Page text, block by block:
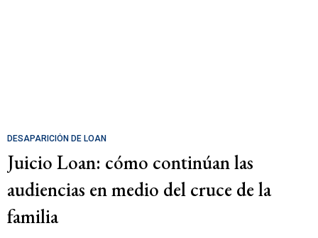
DESAPARICIÓN DE LOAN
Juicio Loan: cómo continúan las
audiencias en medio del cruce de la
familia